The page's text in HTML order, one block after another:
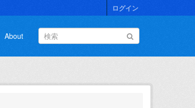
ログイン
About